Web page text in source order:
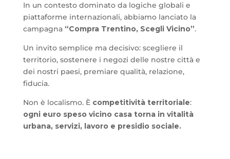
In un contesto dominato da logiche globali e
piattaforme internazionali, abbiamo lanciato la
campagna “Compra Trentino, Scegli Vicino”.
Un invito semplice ma decisivo: scegliere il
territorio, sostenere i negozi delle nostre città e
dei nostri paesi, premiare qualità, relazione,
fiducia.
Non è localismo. È competitività territoriale:
ogni euro speso vicino casa torna in vitalità
urbana, servizi, lavoro e presidio sociale.